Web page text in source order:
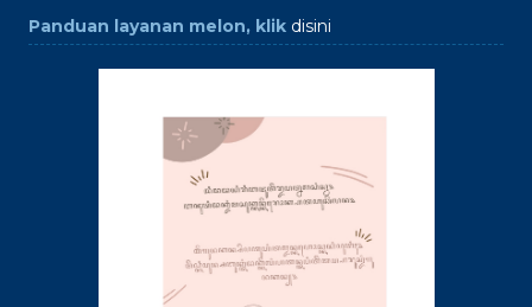
Panduan layanan melon, klik disini